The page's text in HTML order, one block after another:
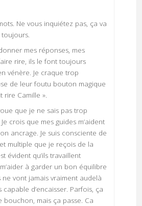
Ne vous inquiétez pas, ça va
mes réponses, mes
rire, ils le font toujours
vénère. Je craque trop
de leur foutu bouton magique
rire Camille ».
que je ne sais pas trop
crois que mes guides m’aident
ancrage. Je suis consciente de
multiple que je reçois de la
évident qu’ils travaillent
à garder un bon équilibre
ne vont jamais vraiment audelà
d’encaisser. Parfois, ça
bouchon, mais ça passe. Ca